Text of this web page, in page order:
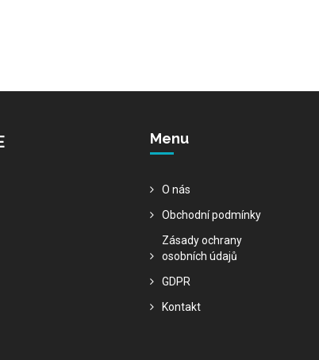
Menu
O nás
Obchodní podmínky
Zásady ochrany
osobních údajů
GDPR
Kontakt